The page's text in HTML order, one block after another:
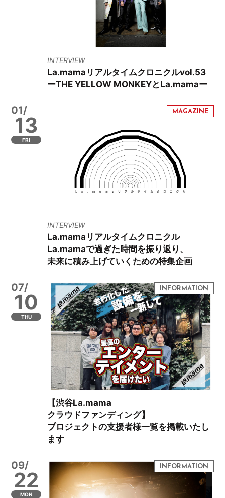
INTERVIEW
La.mamaリアルタイムクロニクルvol.53
ーTHE YELLOW MONKEYとLa.mamaー
01/
13
FRI
INTERVIEW
La.mamaリアルタイムクロニクル
La.mamaで過ぎた時間を振り返り、
未来に積み上げていくための特集企画
07/
10
THU
【渋谷La.mama
クラウドファンディング】
プロジェクトの支援者様一覧を掲載いたし
ます
09/
22
MON